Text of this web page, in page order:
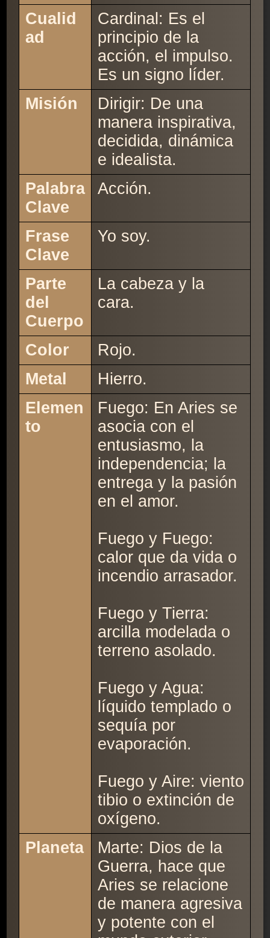
Cualid
ad
Cardinal: Es el
principio de la
acción, el impulso.
Es un signo líder.
Misión
Dirigir: De una
manera inspirativa,
decidida, dinámica
e idealista.
Palabra
Clave
Acción.
Frase
Clave
Yo soy.
Parte
del
Cuerpo
La cabeza y la
cara.
Color
Rojo.
Metal
Hierro.
Elemen
to
Fuego: En Aries se
asocia con el
entusiasmo, la
independencia; la
entrega y la pasión
en el amor.
Fuego y Fuego:
calor que da vida o
incendio arrasador.
Fuego y Tierra:
arcilla modelada o
terreno asolado.
Fuego y Agua:
líquido templado o
sequía por
evaporación.
Fuego y Aire: viento
tibio o extinción de
oxígeno.
Planeta
Marte: Dios de la
Guerra, hace que
Aries se relacione
de manera agresiva
y potente con el